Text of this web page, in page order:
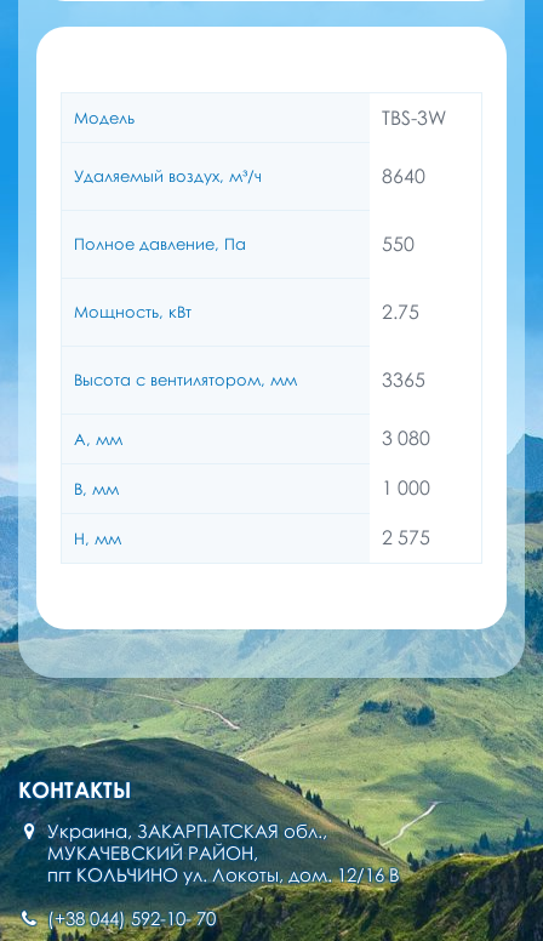
Модель TBS-3W
Удаляемый воздух, м³/ч 8640
Полное давление, Па 550
Мощность, кВт 2.75
Высота с вентилятором, мм 3365
A, мм 3 080
B, мм 1 000
H, мм 2 575
КОНТАКТЫ
Украина, ЗАКАРПАТСКАЯ обл.,
МУКАЧЕВСКИЙ РАЙОН,
пгт КОЛЬЧИНО ул. Локоты, дом. 12/16 В
(+38 044) 592-10- 70